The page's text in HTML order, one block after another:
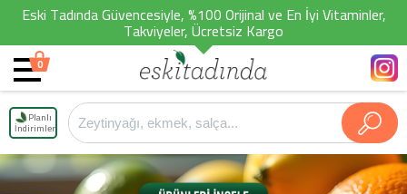
Eski Tadında Güvencesiyle, %100 Orijinal ve En İyi Vitaminler,
Takviyeler, Ücretsiz Kargo
0
Planlı
İndirimler